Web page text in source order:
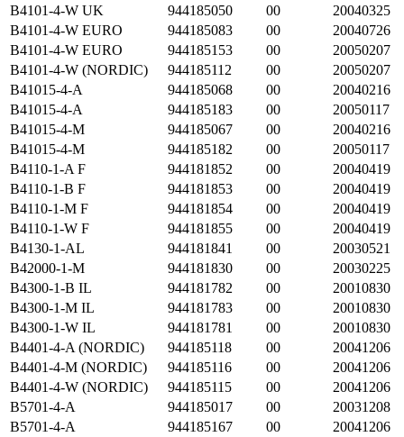
B4101-4-W UK 944185050 00
20040325
B4101-4-W EURO
944185083 00
20040726
B4101-4-W EURO
944185153 00
20050207
B4101-4-W (NORDIC)
944185112 00
20050207
B41015-4-A
944185068 00
20040216
B41015-4-A
944185183 00
20050117
B41015-4-M
944185067 00
20040216
B41015-4-M
944185182 00
20050117
B4110-1-A F
944181852 00
20040419
B4110-1-B F
944181853 00
20040419
B4110-1-M F
944181854 00
20040419
B4110-1-W F
944181855 00
20040419
B4130-1-AL
944181841 00
20030521
B42000-1-M
944181830 00
20030225
B4300-1-B IL
944181782 00
20010830
B4300-1-M IL
944181783 00
20010830
B4300-1-W IL
944181781 00
20010830
B4401-4-A (NORDIC)
944185118 00
20041206
B4401-4-M (NORDIC)
944185116 00
20041206
B4401-4-W (NORDIC)
944185115 00
20041206
B5701-4-A
944185017 00
20031208
B5701-4-A
944185167 00
20041206